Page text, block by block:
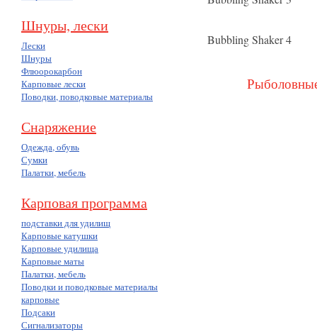
Шнуры, лески
Лески
Шнуры
Флюорокарбон
Карповые лески
Поводки, поводковые материалы
Снаряжение
Одежда, обувь
Сумки
Палатки, мебель
Карповая программа
подставки для удилищ
Карповые катушки
Карповые удилища
Карповые маты
Палатки, мебель
Поводки и поводковые материалы
карповые
Подсаки
Сигнализаторы
Bubbling Shaker 4